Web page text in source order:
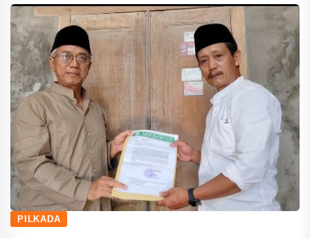
PILKADA